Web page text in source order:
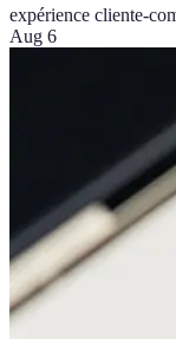
expérience cliente-
Aug 6